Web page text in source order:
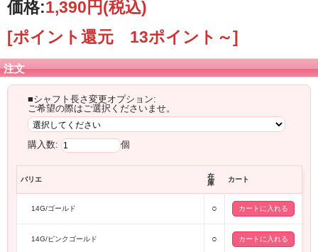
価格:1,390円(税込)
[ポイント還元 13ポイント～]
注文
■シャフト長さ変更オプション:
ご希望の際はご選択くださいませ。
購入数: 個
バリエ
在
庫
カート
14G/ゴールド ○
14G/ピンクゴールド ○